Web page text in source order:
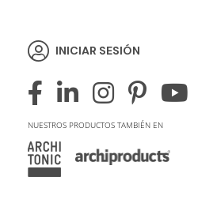
INICIAR SESIÓN
NUESTROS PRODUCTOS TAMBIÉN EN